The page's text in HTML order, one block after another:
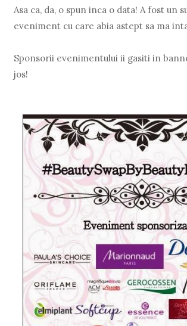
Asa ca, da, o spun inca o data! A fost un
eveniment cu care abia astept sa ma
Sponsorii evenimentului ii gasiti in
jos!